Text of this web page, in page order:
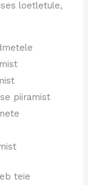
loetletule,
piiramist
teie